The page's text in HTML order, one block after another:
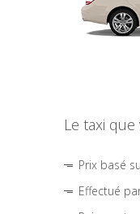
Le taxi
Prix basé
Effectué